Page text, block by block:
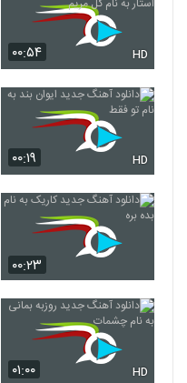
۷۸۳ بازدید
332
بیاتی
۶۶۶ بازدید
ای
۶۲۶ بازدید
۰۰:۵۴ HD
۰۰:۱۹ HD
۰۰:۲۳
۰۱:۰۰ HD